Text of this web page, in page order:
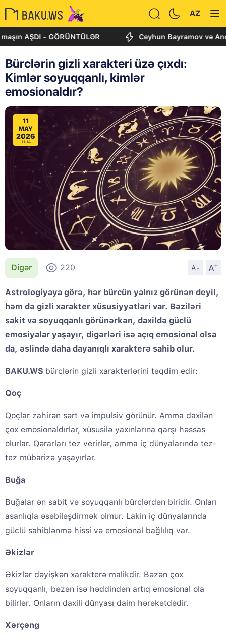
AZ
- GÖRÜNTÜLƏR Ceyhun Bayramov və Andrey
Bürclərin gizli xarakteri üzə çıxdı:
Kimlər soyuqqanlı, kimlər
emosionaldır?
11
MAY
2026
11:14
Digər 220 A- A
+
Astrologiyaya görə, hər bürcün yalnız görünən deyil,
həm də gizli xarakter xüsusiyyətləri var. Bəziləri
sakit və soyuqqanlı görünərkən, daxildə güclü
emosiyalar yaşayır, digərləri isə açıq emosional olsa
da, əslində daha dayanıqlı xarakterə sahib olur.
BAKU.WS bürclərin gizli xarakterlərini təqdim edir:
Qoç
Qoçlar zahirən sərt və impulsiv görünür. Amma daxilən
çox emosionaldırlar, xüsusilə yaxınlarına qarşı həssas
olurlar. Qərarları tez verirlər, amma iç dünyalarında tez-
tez mübarizə yaşayırlar.
Buğa
Buğalar ən sabit və soyuqqanlı bürclərdən biridir. Onları
asanlıqla əsəbiləşdirmək olmur. Lakin iç dünyalarında
güclü sahiblənmə hissi və emosional bağlılıq var.
Əkizlər
Əkizlər dəyişkən xarakterə malikdir. Bəzən çox
soyuqqanlı, bəzən isə həddindən artıq emosional ola
bilirlər. Onların daxili dünyası daim hərəkətdədir.
Xərçəng